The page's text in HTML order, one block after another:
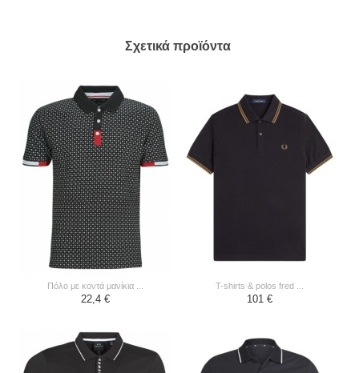
Σχετικά προϊόντα
πόλο με κοντά μανίκια ...
22,4 €
t-shirts & polos fred ...
101 €